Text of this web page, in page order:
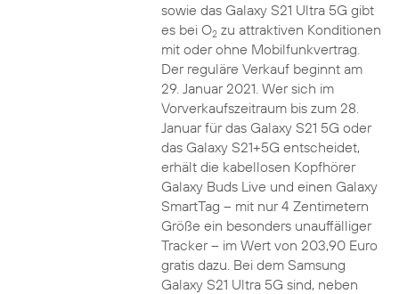
sowie das Galaxy S21 Ultra 5G gibt
es bei O2zu attraktiven Konditionen
mit oder ohne Mobilfunkvertrag.
Der reguläre Verkauf beginnt am
29. Januar 2021. Wer sich im
Vorverkaufszeitraum bis zum 28.
Januar für das Galaxy S21 5G oder
das Galaxy S21+5G entscheidet,
erhält die kabellosen Kopfhörer
Galaxy Buds Live und einen Galaxy
SmartTag – mit nur 4 Zentimetern
Größe ein besonders unauffälliger
Tracker – im Wert von 203,90 Euro
gratis dazu. Bei dem Samsung
Galaxy S21 Ultra 5G sind, neben